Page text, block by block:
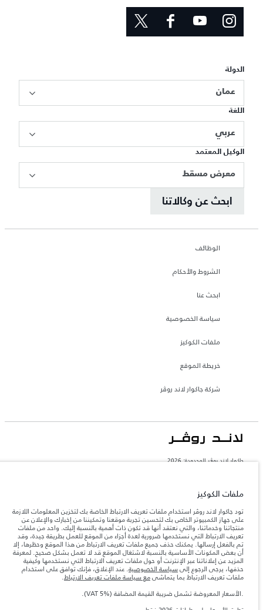
الدولة
عمان
اللغة
عربي
الوكيل المعتمد
معرض مسقط
ابحث عن وكالاتنا
الوظائف
الشروط والأحكام
ابحث عنا
سياسة الخصوصية
ملفات الكوكيز
خريطة الموقع
شركة جاكوار لاند روڤر
جاكوار لاند روڨر المحدودة: 2026
تعكس الأوزان المذكورة مواصفات السيارة القياسية. سوف تؤثر الإكسسوارات وغيرها من
العناصر المثبتة بعد نقطة التصنيع في الحمولة. تأكد من عدم تجاوز الوزن الإجمالي للسيارة
والحمولة.
المعلومات والمواصفات والأسعار والألوان المذكورة على هذا الموقع قد تختلف من بلد إلى
آخر، كما أنّها قد تتغير بدون إشعار مسبق. الرجاء التواصل مع وكيلنا المحلي للتأكد من توفّرها
والتحقق من الأسعار.
ملاحظة مهمة حول الصور والمواصفات. إن النقص العالمي في أشباه الموصلات يؤثر حاليًا
في مواصفات تصميم السيارات وتوفر الخيارات وتوقيتات التصاميم. هذا ظرف ديناميكي
للغاية، ونتيجة لذلك، قد لا تمثّل الصور المستخدَمة ضمن موقع الويب حاليًا المواصفات الحالية
بالكامل بالنسبة إلى الميزات والخيارات والحلية ومجموعات الألوان. يرجى استشارة وكيلك الذي
سيتمكّن من تأكيد أي تقييدات حالية معك للسماح لك باتخاذ قرار مدروس
ملفات الكوكيز
تود جاكوار لاند روڤر استخدام ملفات تعريف الارتباط الخاصة بك لتخزين المعلومات اللازمة
على جهاز الكمبيوتر الخاص بك لتحسين تجربة موقعنا وتمكيننا من إخبارك والإعلان عن
منتجاتنا وخدماتنا، والتي نعتقد أنها قد تكون ذات أهمية بالنسبة إليك. واحد من ملفات
تعريف الارتباط التي نستخدمها ضرورية لعدة أجزاء من الموقع للعمل بطريقة جيدة، وقد
تم بالفعل إرسالها. يمكنك حذف جميع ملفات تعريف الارتباط من هذا الموقع وحظرها، إلا
أن بعض المكونات الأساسية بالنسبة لاشتغال الموقع قد لا تعمل بشكل صحيح. لمعرفة
المزيد عن إعلاناتنا عبر الإنترنت أو حول ملفات تعريف الارتباط التي نستخدمها وكيفية
حذفها، يرجى الرجوع إلى سياسة الخصوصية. عند الإغلاق، فإنك توافق على استخدام
ملفات تعريف الارتباط بما يتماشىمع سياسة ملفات تعريف الارتباط.
.الأسعار المعروضة تشمل ضريبة القيمة المضافة (VAT 5%).